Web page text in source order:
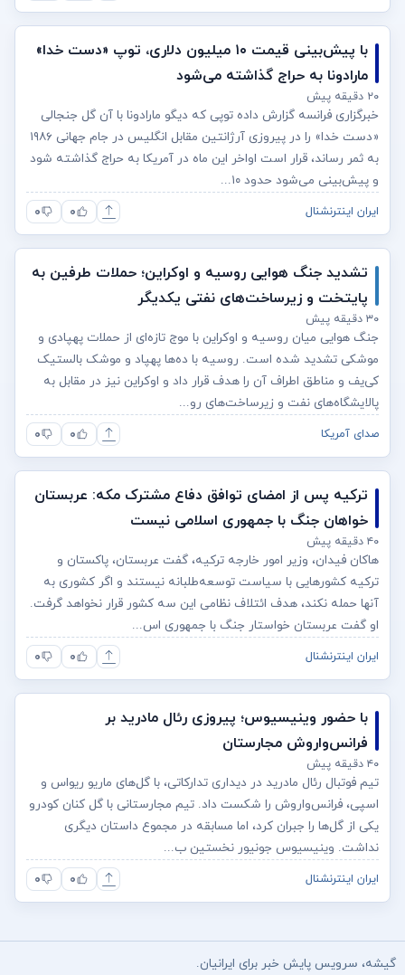
با پیش‌بینی قیمت ۱۰ میلیون دلاری، توپ «دست خدا»
مارادونا به حراج گذاشته می‌شود
۲۰ دقیقه پیش
خبرگزاری فرانسه گزارش داده توپی که دیگو مارادونا با آن گل جنجالی
«دست خدا» را در پیروزی آرژانتین مقابل انگلیس در جام جهانی ۱۹۸۶
به ثمر رساند، قرار است اواخر این ماه در آمریکا به حراج گذاشته شود
و پیش‌بینی می‌شود حدود ۱۰...
ایران اینترنشنال ۰ ۰
تشدید جنگ هوایی روسیه و اوکراین؛ حملات طرفین به
پایتخت‌ و زیرساخت‌های نفتی یکدیگر
۳۰ دقیقه پیش
جنگ هوایی میان روسیه و اوکراین با موج تازه‌ای از حملات پهپادی و
موشکی تشدید شده است. روسیه با ده‌ها پهپاد و موشک بالستیک
کی‌یف و مناطق اطراف آن را هدف قرار داد و اوکراین نیز در مقابل به
پالایشگاه‌های نفت و زیرساخت‌های رو...
صدای آمریکا ۰ ۰
ترکیه پس از امضای توافق دفاع مشترک مکه: عربستان
خواهان جنگ با جمهوری اسلامی نیست
۴۰ دقیقه پیش
هاکان فیدان، وزیر امور خارجه ترکیه، گفت عربستان، پاکستان و
ترکیه کشورهایی با سیاست توسعه‌طلبانه نیستند و اگر کشوری به
آنها حمله نکند، هدف ائتلاف نظامی این سه کشور قرار نخواهد گرفت.
او گفت عربستان خواستار جنگ با جمهوری اس...
ایران اینترنشنال ۰ ۰
با حضور وینیسیوس؛ پیروزی رئال مادرید بر
فرانس‌واروش مجارستان
۴۰ دقیقه پیش
تیم فوتبال رئال مادرید در دیداری تدارکاتی، با گل‌های ماریو ریواس و
اسپی، فرانس‌واروش را شکست داد. تیم مجارستانی با گل کنان کودرو
یکی از گل‌ها را جبران کرد، اما مسابقه در مجموع داستان دیگری
نداشت. وینیسیوس جونیور نخستین ب...
ایران اینترنشنال ۰ ۰
گیشه، سرویس پایش خبر برای ایرانیان.